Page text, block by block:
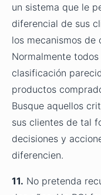
un sistema que le
diferencial de sus
los mecanismos de
Normalmente
clasificación
productos
Busque aquellos
sus clientes de tal
decisiones y
diferencien.
11. No pretenda